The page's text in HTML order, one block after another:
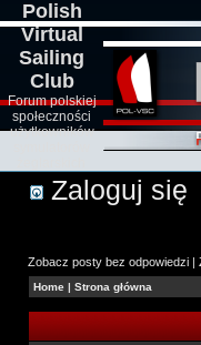
Polish
Virtual
Sailing
Club
Forum polskiej
społeczności
użytkowników
Zaloguj się
Zobacz posty bez odpowiedzi |
Home | Strona główna